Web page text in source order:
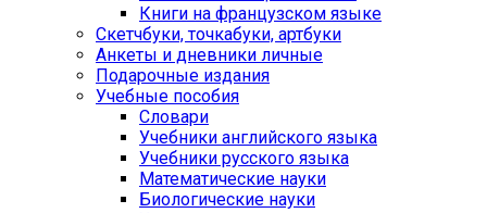
Книги на французском языке
Cкетчбуки, точкабуки, артбуки
Анкеты и дневники личные
Подарочные издания
Учебные пособия
Словари
Учебники английского языка
Учебники русского языка
Математические науки
Биологические науки